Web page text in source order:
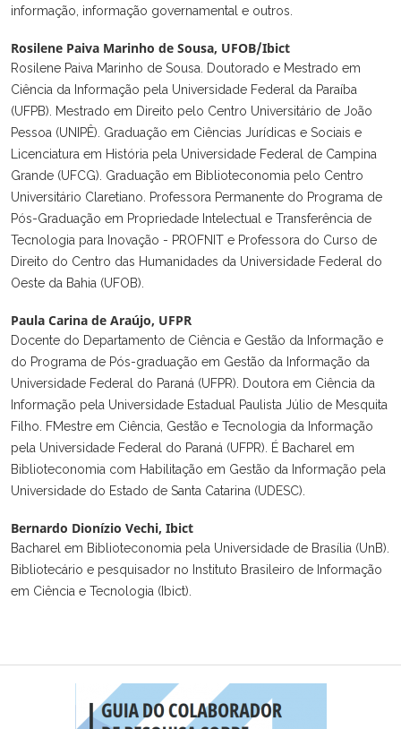
informação, informação governamental e outros.
Rosilene Paiva Marinho de Sousa, UFOB/Ibict
Rosilene Paiva Marinho de Sousa. Doutorado e Mestrado em
Ciência da Informação pela Universidade Federal da Paraíba
(UFPB). Mestrado em Direito pelo Centro Universitário de João
Pessoa (UNIPÊ). Graduação em Ciências Jurídicas e Sociais e
Licenciatura em História pela Universidade Federal de Campina
Grande (UFCG). Graduação em Biblioteconomia pelo Centro
Universitário Claretiano. Professora Permanente do Programa de
Pós-Graduação em Propriedade Intelectual e Transferência de
Tecnologia para Inovação - PROFNIT e Professora do Curso de
Direito do Centro das Humanidades da Universidade Federal do
Oeste da Bahia (UFOB).
Paula Carina de Araújo, UFPR
Docente do Departamento de Ciência e Gestão da Informação e
do Programa de Pós-graduação em Gestão da Informação da
Universidade Federal do Paraná (UFPR). Doutora em Ciência da
Informação pela Universidade Estadual Paulista Júlio de Mesquita
Filho. FMestre em Ciência, Gestão e Tecnologia da Informação
pela Universidade Federal do Paraná (UFPR). É Bacharel em
Biblioteconomia com Habilitação em Gestão da Informação pela
Universidade do Estado de Santa Catarina (UDESC).
Bernardo Dionízio Vechi, Ibict
Bacharel em Biblioteconomia pela Universidade de Brasília (UnB).
Bibliotecário e pesquisador no Instituto Brasileiro de Informação
em Ciência e Tecnologia (Ibict).